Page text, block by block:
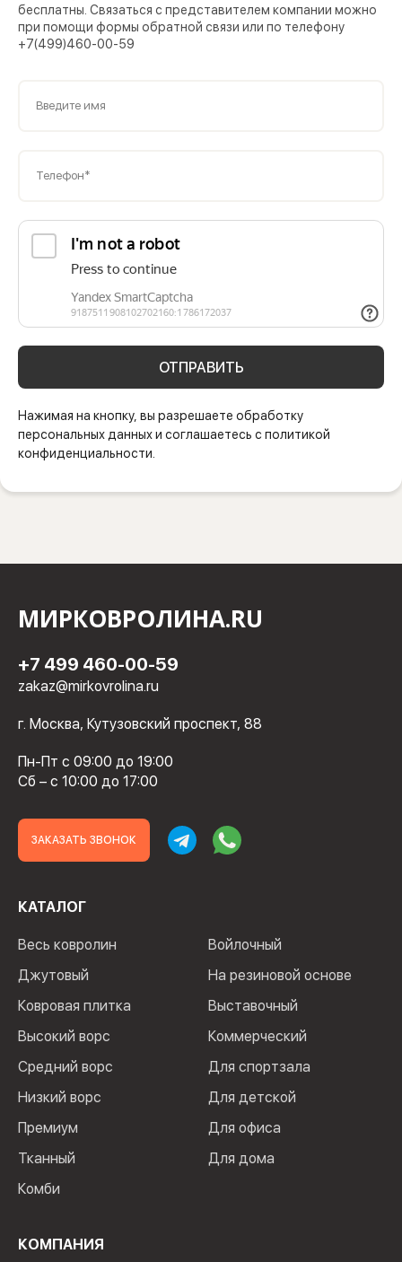
бесплатны. Связаться с представителем компании можно
при помощи формы обратной связи или по телефону
+7(499)460-00-59
Введите имя
Телефон*
ОТПРАВИТЬ
Нажимая на кнопку, вы разрешаете обработку
персональных данных и соглашаетесь с политикой
конфиденциальности.
МИРКОВРОЛИНА.RU
+7 499 460-00-59
zakaz@mirkovrolina.ru
г. Москва, Кутузовский проспект, 88
Пн-Пт с 09:00 до 19:00
Сб – с 10:00 до 17:00
ЗАКАЗАТЬ ЗВОНОК
КАТАЛОГ
Весь ковролин
Джутовый
Ковровая плитка
Высокий ворс
Средний ворс
Низкий ворс
Премиум
Тканный
Комби
Войлочный
На резиновой основе
Выставочный
Коммерческий
Для спортзала
Для детской
Для офиса
Для дома
КОМПАНИЯ